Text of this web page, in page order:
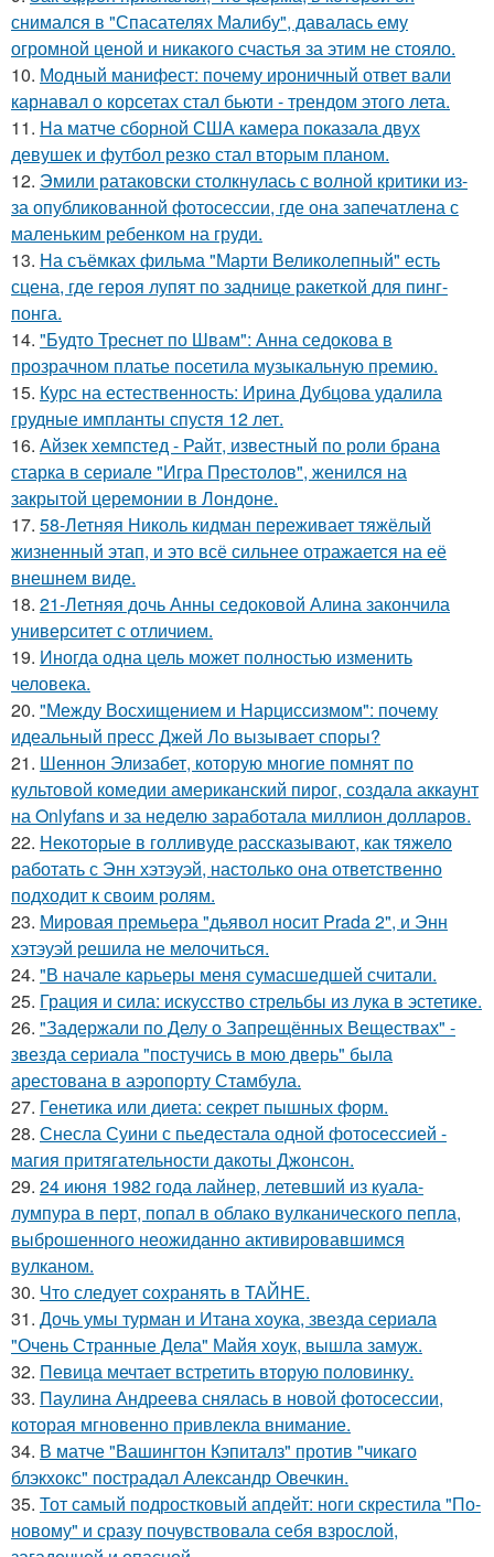
снимался в "Спасателях Малибу", давалась ему
огромной ценой и никакого счастья за этим не стояло.
10. Модный манифест: почему ироничный ответ вали
карнавал о корсетах стал бьюти - трендом этого лета.
11. На матче сборной США камера показала двух
девушек и футбол резко стал вторым планом.
12. Эмили ратаковски столкнулась с волной критики из-
за опубликованной фотосессии, где она запечатлена с
маленьким ребенком на груди.
13. На съёмках фильма "Марти Великолепный" есть
сцена, где героя лупят по заднице ракеткой для пинг-
понга.
14. "Будто Треснет по Швам": Анна седокова в
прозрачном платье посетила музыкальную премию.
15. Курс на естественность: Ирина Дубцова удалила
грудные импланты спустя 12 лет.
16. Айзек хемпстед - Райт, известный по роли брана
старка в сериале "Игра Престолов", женился на
закрытой церемонии в Лондоне.
17. 58-Летняя Николь кидман переживает тяжёлый
жизненный этап, и это всё сильнее отражается на её
внешнем виде.
18. 21-Летняя дочь Анны седоковой Алина закончила
университет с отличием.
19. Иногда одна цель может полностью изменить
человека.
20. "Между Восхищением и Нарциссизмом": почему
идеальный пресс Джей Ло вызывает споры?
21. Шеннон Элизабет, которую многие помнят по
культовой комедии американский пирог, создала аккаунт
на Onlyfans и за неделю заработала миллион долларов.
22. Некоторые в голливуде рассказывают, как тяжело
работать с Энн хэтэуэй, настолько она ответственно
подходит к своим ролям.
23. Мировая премьера "дьявол носит Prada 2", и Энн
хэтэуэй решила не мелочиться.
24. "В начале карьеры меня сумасшедшей считали.
25. Грация и сила: искусство стрельбы из лука в эстетике.
26. "Задержали по Делу о Запрещённых Веществах" -
звезда сериала "постучись в мою дверь" была
арестована в аэропорту Стамбула.
27. Генетика или диета: секрет пышных форм.
28. Снесла Суини с пьедестала одной фотосессией -
магия притягательности дакоты Джонсон.
29. 24 июня 1982 года лайнер, летевший из куала-
лумпура в перт, попал в облако вулканического пепла,
выброшенного неожиданно активировавшимся
вулканом.
30. Что следует сохранять в ТАЙНЕ.
31. Дочь умы турман и Итана хоука, звезда сериала
"Очень Странные Дела" Майя хоук, вышла замуж.
32. Певица мечтает встретить вторую половинку.
33. Паулина Андреева снялась в новой фотосессии,
которая мгновенно привлекла внимание.
34. В матче "Вашингтон Кэпиталз" против "чикаго
блэкхокс" пострадал Александр Овечкин.
35. Тот самый подростковый апдейт: ноги скрестила "По-
новому" и сразу почувствовала себя взрослой,